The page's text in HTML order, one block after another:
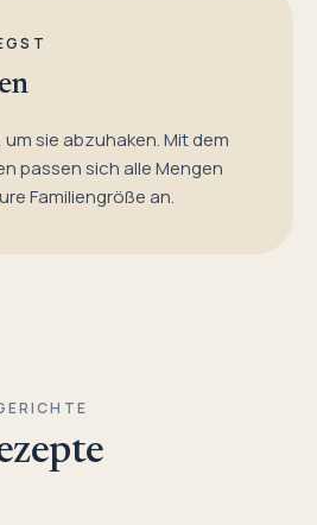
sie abzuhaken. Mit dem
passen sich alle Mengen
Familiengröße an.